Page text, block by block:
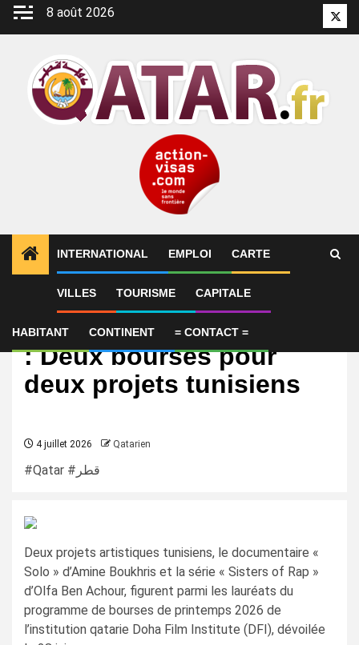
Aller
8 août 2026
INTERNATIONAL EMPLOI CARTE
VILLES TOURISME CAPITALE
HABITANT CONTINENT = CONTACT =
International
Doha Film Institute (DFI)
: Deux bourses pour
deux projets tunisiens
4 juillet 2026 Qatarien
#Qatar #قطر
Deux projets artistiques tunisiens, le documentaire «
Solo » d’Amine Boukhris et la série « Sisters of Rap »
d’Olfa Ben Achour, figurent parmi les lauréats du
programme de bourses de printemps 2026 de
l’institution qatarie Doha Film Institute (DFI), dévoilée